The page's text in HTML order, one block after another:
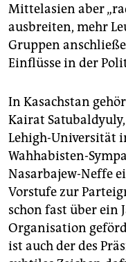
Mittelasien aber
ausbreiten, mehr
Gruppen
Einflüsse in der
In Kasachstan
Kairat
Lehigh-Universität
Wahhabisten-
Nasarbajew-Neffe
Vorstufe zur
schon fast über ein
Organisation
ist auch der des